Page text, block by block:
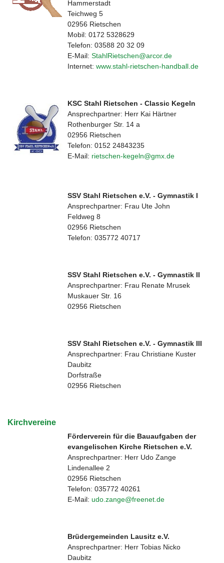
Hammerstadt
Teichweg 5
02956 Rietschen
Mobil: 0172 5328629
Telefon: 03588 20 32 09
E-Mail: StahlRietschen@arcor.de
Internet: www.stahl-rietschen-handball.de
KSC Stahl Rietschen - Classic Kegeln
Ansprechpartner: Herr Kai Härtner
Rothenburger Str. 14 a
02956 Rietschen
Telefon: 0152 24843235
E-Mail: rietschen-kegeln@gmx.de
SSV Stahl Rietschen e.V. - Gymnastik I
Ansprechpartner: Frau Ute John
Feldweg 8
02956 Rietschen
Telefon: 035772 40717
SSV Stahl Rietschen e.V. - Gymnastik II
Ansprechpartner: Frau Renate Mrusek
Muskauer Str. 16
02956 Rietschen
SSV Stahl Rietschen e.V. - Gymnastik III
Ansprechpartner: Frau Christiane Kuster
Daubitz
Dorfstraße
02956 Rietschen
Kirchvereine
Förderverein für die Bauaufgaben der
evangelischen Kirche Rietschen e.V.
Ansprechpartner: Herr Udo Zange
Lindenallee 2
02956 Rietschen
Telefon: 035772 40261
E-Mail: udo.zange@freenet.de
Brüdergemeinden Lausitz e.V.
Ansprechpartner: Herr Tobias Nicko
Daubitz